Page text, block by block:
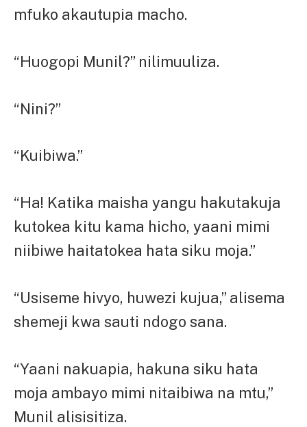
mfuko akautupia macho.
“Huogopi Munil?” nilimuuliza.
“Nini?”
“Kuibiwa.”
“Ha! Katika maisha yangu hakutakuja
kutokea kitu kama hicho, yaani mimi
niibiwe haitatokea hata siku moja.”
“Usiseme hivyo, huwezi kujua,” alisema
shemeji kwa sauti ndogo sana.
“Yaani nakuapia, hakuna siku hata
moja ambayo mimi nitaibiwa na mtu,”
Munil alisisitiza.